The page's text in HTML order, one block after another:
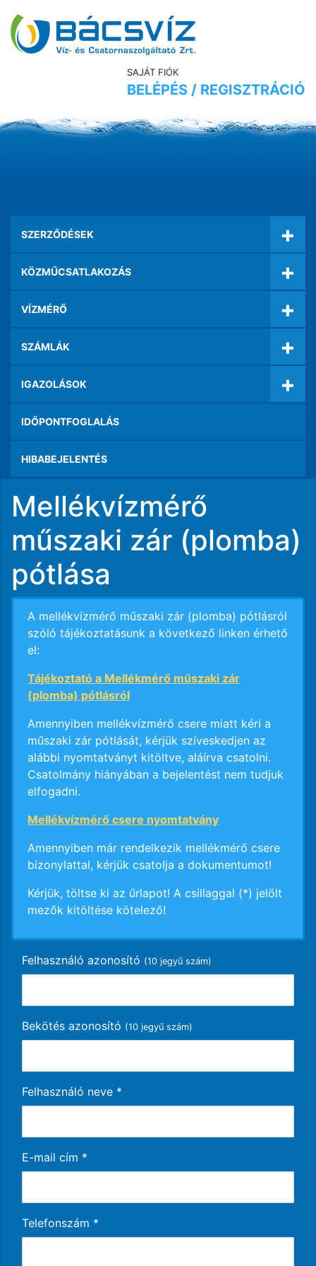
SAJÁT FIÓK
BELÉPÉS / REGISZTRÁCIÓ
SZERZŐDÉSEK +
KÖZMŰCSATLAKOZÁS +
VÍZMÉRŐ +
SZÁMLÁK +
IGAZOLÁSOK +
IDŐPONTFOGLALÁS
HIBABEJELENTÉS
Mellékvízmérő
műszaki zár (plomba)
pótlása
A mellékvízmérő műszaki zár (plomba) pótlásról
szóló tájékoztatásunk a következő linken érhető
el:
Tájékoztató a Mellékmérő műszaki zár
(plomba) pótlásról
Amennyiben mellékvízmérő csere miatt kéri a
műszaki zár pótlását, kérjük szíveskedjen az
alábbi nyomtatványt kitöltve, aláírva csatolni.
Csatolmány hiányában a bejelentést nem tudjuk
elfogadni.
Mellékvízmérő csere nyomtatvány
Amennyiben már rendelkezik mellékmérő csere
bizonylattal, kérjük csatolja a dokumentumot!
Kérjük, töltse ki az űrlapot! A csillaggal (*) jelölt
mezők kitöltése kötelező!
Felhasználó azonosító (10 jegyű szám)
Bekötés azonosító (10 jegyű szám)
Felhasználó neve *
E-mail cím *
Telefonszám *